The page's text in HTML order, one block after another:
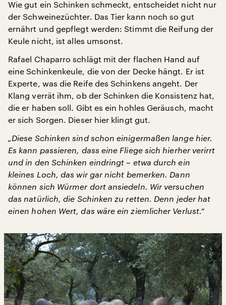
Wie gut ein Schinken schmeckt, entscheidet nicht nur
der Schweinezüchter. Das Tier kann noch so gut
ernährt und gepflegt werden: Stimmt die Reifung der
Keule nicht, ist alles umsonst.
Rafael Chaparro schlägt mit der flachen Hand auf
eine Schinkenkeule, die von der Decke hängt. Er ist
Experte, was die Reife des Schinkens angeht. Der
Klang verrät ihm, ob der Schinken die Konsistenz hat,
die er haben soll. Gibt es ein hohles Geräusch, macht
er sich Sorgen. Dieser hier klingt gut.
„Diese Schinken sind schon einigermaßen lange hier.
Es kann passieren, dass eine Fliege sich hierher verirrt
und in den Schinken eindringt – etwa durch ein
kleines Loch, das wir gar nicht bemerken. Dann
können sich Würmer dort ansiedeln. Wir versuchen
das natürlich, die Schinken zu retten. Denn jeder hat
einen hohen Wert, das wäre ein ziemlicher Verlust.“